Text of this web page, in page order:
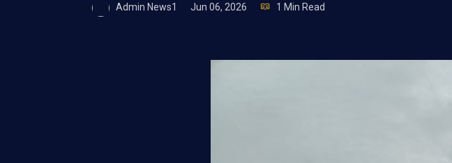
Admin News1 Jun 06, 2026 1 Min Read